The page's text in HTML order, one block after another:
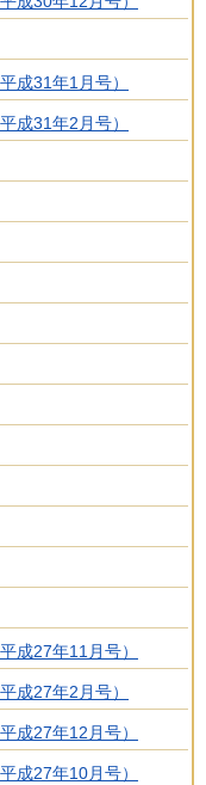
成31年1月号）
成31年2月号）
成27年11月号）
成27年2月号）
成27年12月号）
成27年10月号）